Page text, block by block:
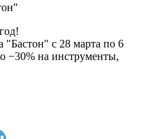
"Бастон" с 28 марта по 6
−30% на инструменты,